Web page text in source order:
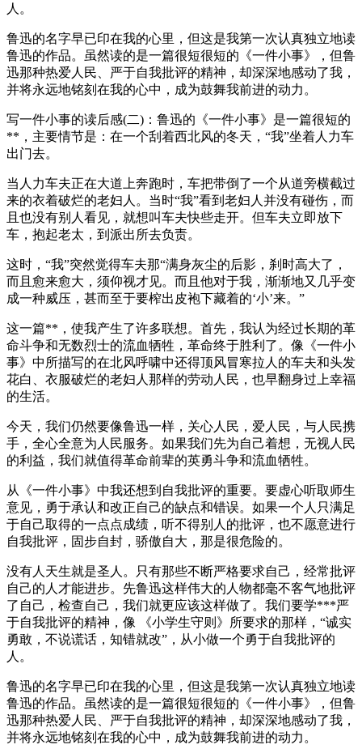
人。
鲁迅的名字早已印在我的心里，但这是我第一次认真独立地读
鲁迅的作品。虽然读的是一篇很短很短的《一件小事》，但鲁
迅那种热爱人民、严于自我批评的精神，却深深地感动了我，
并将永远地铭刻在我的心中，成为鼓舞我前进的动力。
写一件小事的读后感(二)：鲁迅的《一件小事》是一篇很短的
**，主要情节是：在一个刮着西北风的冬天，“我”坐着人力车
出门去。
当人力车夫正在大道上奔跑时，车把带倒了一个从道旁横截过
来的衣着破烂的老妇人。当时“我”看到老妇人并没有碰伤，而
且也没有别人看见，就想叫车夫快些走开。但车夫立即放下
车，抱起老太，到派出所去负责。
这时，“我”突然觉得车夫那“满身灰尘的后影，刹时高大了，
而且愈来愈大，须仰视才见。而且他对于我，渐渐地又几乎变
成一种威压，甚而至于要榨出皮袍下藏着的‘小’来。”
这一篇**，使我产生了许多联想。首先，我认为经过长期的革
命斗争和无数烈士的流血牺牲，革命终于胜利了。像《一件小
事》中所描写的在北风呼啸中还得顶风冒寒拉人的车夫和头发
花白、衣服破烂的老妇人那样的劳动人民，也早翻身过上幸福
的生活。
今天，我们仍然要像鲁迅一样，关心人民，爱人民，与人民携
手，全心全意为人民服务。如果我们先为自己着想，无视人民
的利益，我们就值得革命前辈的英勇斗争和流血牺牲。
从《一件小事》中我还想到自我批评的重要。要虚心听取师生
意见，勇于承认和改正自己的缺点和错误。如果一个人只满足
于自己取得的一点点成绩，听不得别人的批评，也不愿意进行
自我批评，固步自封，骄傲自大，那是很危险的。
没有人天生就是圣人。只有那些不断严格要求自己，经常批评
自己的人才能进步。先鲁迅这样伟大的人物都毫不客气地批评
了自己，检查自己，我们就更应该这样做了。我们要学***严
于自我批评的精神，像 《小学生守则》所要求的那样，“诚实
勇敢，不说谎话，知错就改”，从小做一个勇于自我批评的
人。
鲁迅的名字早已印在我的心里，但这是我第一次认真独立地读
鲁迅的作品。虽然读的是一篇很短很短的《一件小事》，但鲁
迅那种热爱人民、严于自我批评的精神，却深深地感动了我，
并将永远地铭刻在我的心中，成为鼓舞我前进的动力。